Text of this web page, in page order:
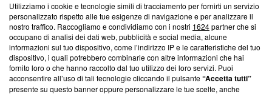
Questa sezione offre informazioni trasparenti su Blasting
News, sui nostri processi editoriali e su come ci impegniamo a
creare news di qualità. Inoltre, afferma la nostra aderenza a
‘Trust Project - News with Integrity’Blasting News non è
ancora membro del programma, ma ha richiesto di farne
parte; Trust Project non ha ancora effettuato una verifica di
conformità agli standard.
Utilizziamo i cookie e tecnologie simili di tracciamento per fornirti un servizio
personalizzato rispetto alle tue esigenze di navigazione e per analizzare il
nostro traffico. Raccogliamo e condividiamo con i nostri 1624partner che si
occupano di analisi dei dati web, pubblicità e social media, alcune
informazioni sul tuo dispositivo, come l’indirizzo IP e le caratteristiche del tuo
dispositivo, i quali potrebbero combinarle con altre informazioni che hai
fornito loro o che hanno raccolto dal tuo utilizzo dei loro servizi. Puoi
acconsentire all’uso di tali tecnologie cliccando il pulsante“Accetta tutti”
presente su questo banner oppure personalizzare le tue scelte, anche